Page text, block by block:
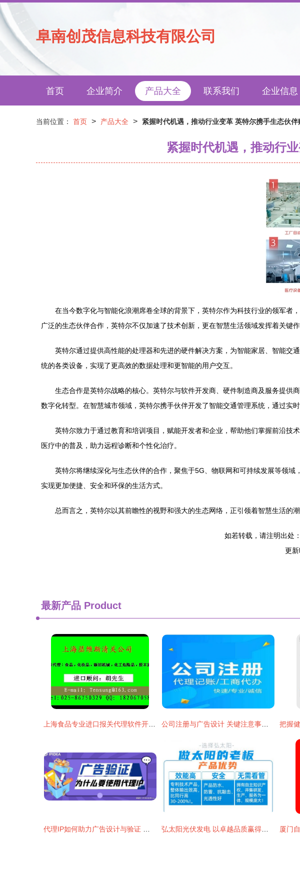
阜南创茂信息科技有限公司
首页 企业简介 产品大全 联系我们 企业信息
当前位置： 首页 > 产品大全 > 紧握时代机遇，推动行业变革 英特尔携手生态伙
紧握时代机遇，推动行
在当今数字化与智能化浪潮席卷全球的背景下，英特尔作为科技行业的领军
广泛的生态伙伴合作，英特尔不仅加速了技术创新，更在智慧生活领域发挥着关键作
英特尔通过提供高性能的处理器和先进的硬件解决方案，为智能家居、智能交
统的各类设备，实现了更高效的数据处理和更智能的用户交互。
生态合作是英特尔战略的核心。英特尔与软件开发商、硬件制造商及服务提
数字化转型。在智慧城市领域，英特尔携手伙伴开发了智能交通管理系统，通过实
英特尔致力于通过教育和培训项目，赋能开发者和企业，帮助他们掌握前沿
医疗中的普及，助力远程诊断和个性化治疗。
英特尔将继续深化与生态伙伴的合作，聚焦于5G、物联网和可持续发展等领
实现更加便捷、安全和环保的生活方式。
总而言之，英特尔以其前瞻性的视野和强大的生态网络，正引领着智慧生活的
如若转载，请注明出处
更
最新产品 Product